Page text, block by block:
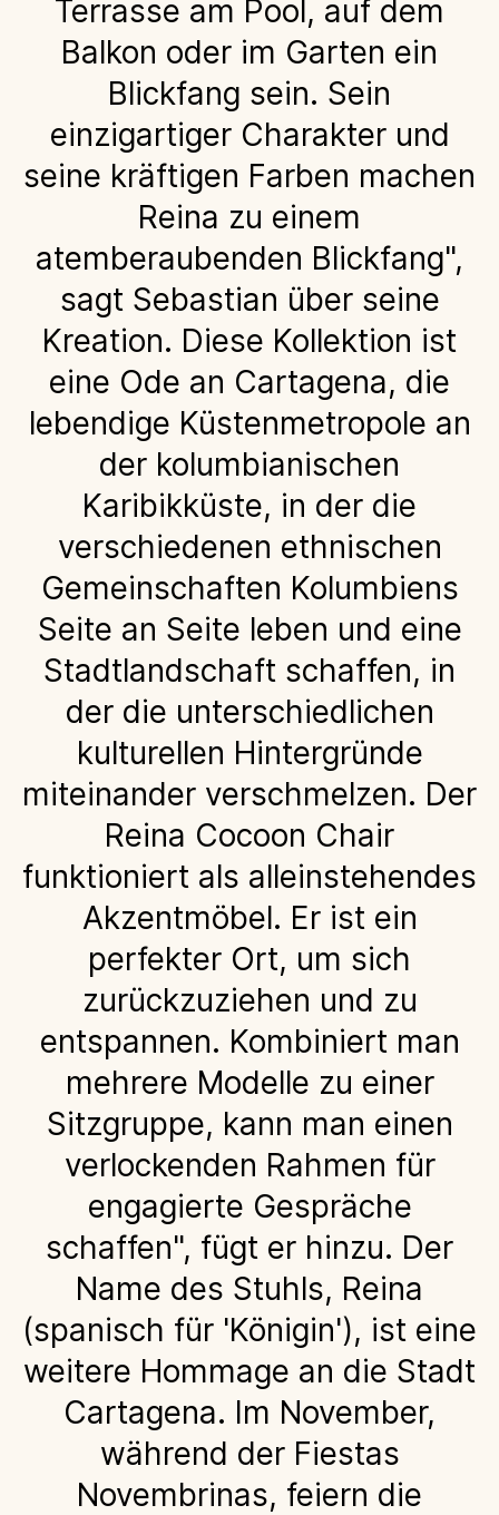
Terrasse am Pool, auf dem
Balkon oder im Garten ein
Blickfang sein. Sein
einzigartiger Charakter und
seine kräftigen Farben machen
Reina zu einem
atemberaubenden Blickfang",
sagt Sebastian über seine
Kreation. Diese Kollektion ist
eine Ode an Cartagena, die
lebendige Küstenmetropole an
der kolumbianischen
Karibikküste, in der die
verschiedenen ethnischen
Gemeinschaften Kolumbiens
Seite an Seite leben und eine
Stadtlandschaft schaffen, in
der die unterschiedlichen
kulturellen Hintergründe
miteinander verschmelzen. Der
Reina Cocoon Chair
funktioniert als alleinstehendes
Akzentmöbel. Er ist ein
perfekter Ort, um sich
zurückzuziehen und zu
entspannen. Kombiniert man
mehrere Modelle zu einer
Sitzgruppe, kann man einen
verlockenden Rahmen für
engagierte Gespräche
schaffen", fügt er hinzu. Der
Name des Stuhls, Reina
(spanisch für 'Königin'), ist eine
weitere Hommage an die Stadt
Cartagena. Im November,
während der Fiestas
Novembrinas, feiern die